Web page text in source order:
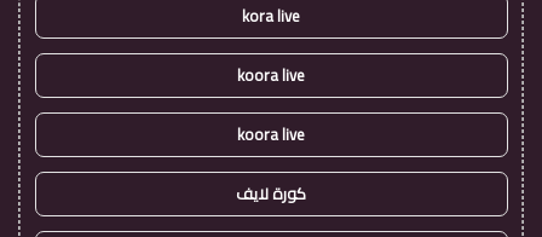
kora live
koora live
koora live
كورة لايف